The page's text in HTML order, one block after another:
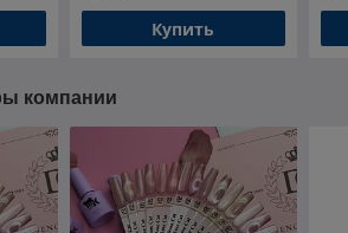
Купить
компании